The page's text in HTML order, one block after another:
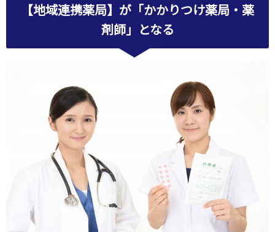
【地域連携薬局】が「かかりつけ薬局・薬
剤師」となる